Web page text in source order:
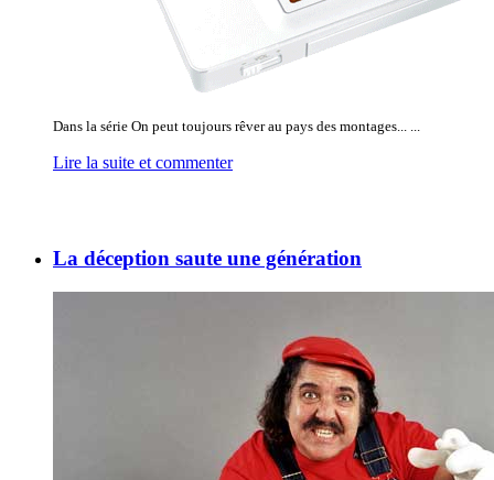
Dans la série On peut toujours rêver au pays des montages... ...
Lire la suite et commenter
La déception saute une génération